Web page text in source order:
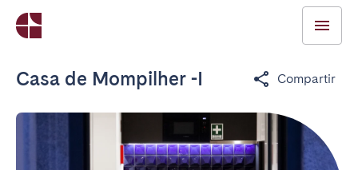
Casa de Mompilher -I Compartir